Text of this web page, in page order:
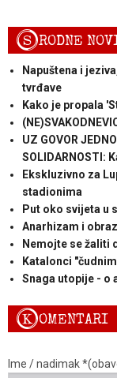
SRODNE
Napuštena i
tvrđave
Kako je propala
UZ GOVOR
SOLIDARNOSTI:
Ekskluzivno za
stadionima
Put oko svijeta u
Anarhizam i
Nemojte se žaliti
Katalonci
Snaga utopije - o
KOMENTARI
Ime / nadimak